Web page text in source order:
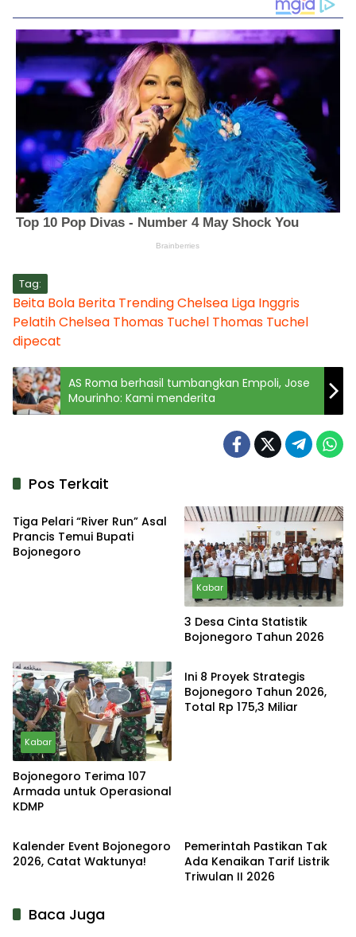
Tag:
Beita Bola Berita TrendingChelsea Liga Inggris
Pelatih Chelsea Thomas Tuchel Thomas Tuchel
dipecat
AS Roma berhasil tumbangkan Empoli, Jose
Mourinho: Kami menderita
Pos Terkait
Kabar
Tiga Pelari “River Run” Asal
Prancis Temui Bupati
Bojonegoro
Kabar
3 Desa Cinta Statistik
Bojonegoro Tahun 2026
Kabar
Bojonegoro Terima 107
Armada untuk Operasional
KDMP
Kabar
Ini 8 Proyek Strategis
Bojonegoro Tahun 2026,
Total Rp 175,3 Miliar
Kabar
Kalender Event Bojonegoro
2026, Catat Waktunya!
Pemerintah Pastikan Tak
Ada Kenaikan Tarif Listrik
Triwulan II 2026
Baca Juga